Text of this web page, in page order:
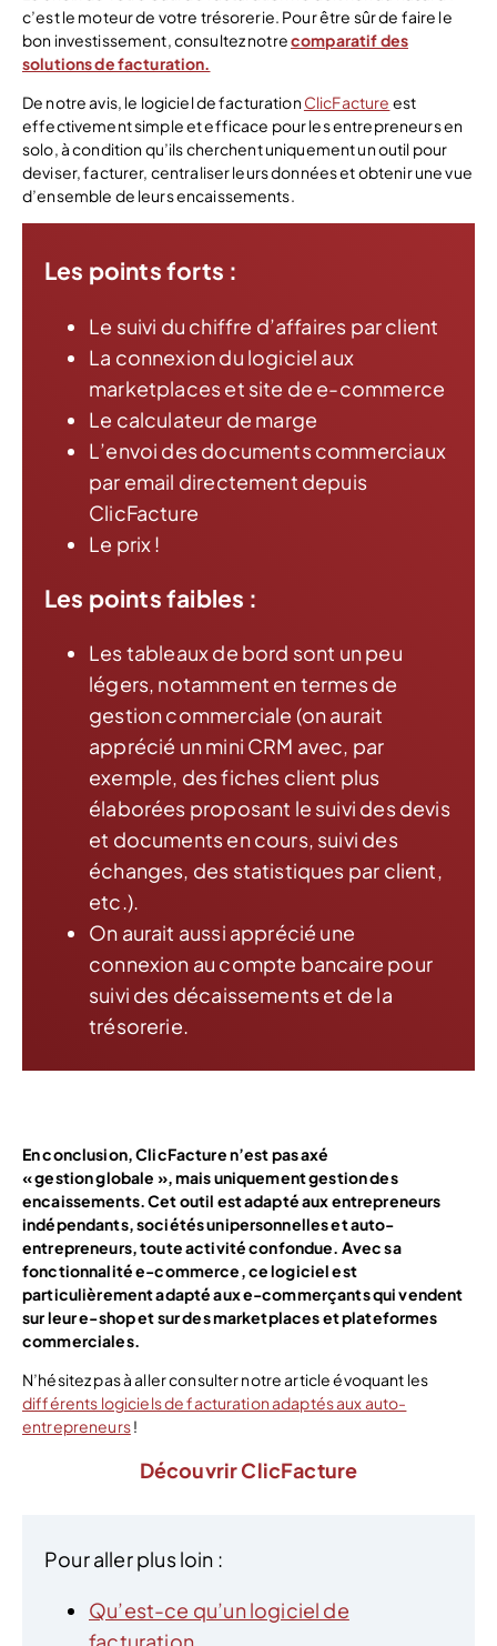
c’est le moteur de votre trésorerie. Pour être sûr de faire le
bon investissement, consultez notrecomparatif des
solutions de facturation.
De notre avis, le logiciel de facturationClicFacture est
effectivement simple et efficace pour les entrepreneurs en
solo, à condition qu’ils cherchent uniquement un outil pour
deviser, facturer, centraliser leurs données et obtenir une vue
d’ensemble de leurs encaissements.
Les points forts :
Le suivi du chiffre d’affaires par client
La connexion du logiciel aux
marketplaces et site de e-commerce
Le calculateur de marge
L’envoi des documents commerciaux
par email directement depuis
ClicFacture
Le prix !
Les points faibles :
Les tableaux de bord sont un peu
légers, notamment en termes de
gestion commerciale (on aurait
apprécié un mini CRM avec, par
exemple, des fiches client plus
élaborées proposant le suivi des devis
et documents en cours, suivi des
échanges, des statistiques par client,
etc.).
On aurait aussi apprécié une
connexion au compte bancaire pour
suivi des décaissements et de la
trésorerie.
En conclusion, ClicFacture n’est pas axé
« gestion globale », mais uniquement gestion des
encaissements. Cet outil est adapté aux entrepreneurs
indépendants, sociétés unipersonnelles et auto-
entrepreneurs, toute activité confondue. Avec sa
fonctionnalité e-commerce, ce logiciel est
particulièrement adapté aux e-commerçants qui vendent
sur leur e-shop et sur des marketplaces et plateformes
commerciales.
N’hésitez pas à aller consulter notre article évoquant les
différents logiciels de facturation adaptés aux auto-
entrepreneurs!
Découvrir ClicFacture
Pour aller plus loin :
Qu’est-ce qu’un logiciel de
facturation